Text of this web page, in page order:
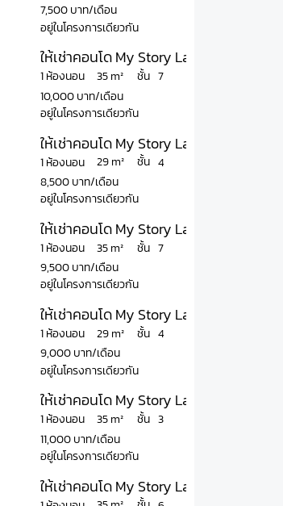
7,500 บาท/เดือน
อยู่ในโครงการเดียวกัน
ให้เช่าคอนโด My Story Ladprao 71 มาย
1 ห้องนอน
10,000 บาท/เดือน
ชั้น
35 m² 7
อยู่ในโครงการเดียวกัน
ให้เช่าคอนโด My Story Ladprao 71 มา
1 ห้องนอน
8,500 บาท/เดือน
ชั้น
29 m² 4
อยู่ในโครงการเดียวกัน
ให้เช่าคอนโด My Story Ladprao 71 มาย
1 ห้องนอน
9,500 บาท/เดือน
ชั้น
35 m² 7
อยู่ในโครงการเดียวกัน
ให้เช่าคอนโด My Story Ladprao 71 มาย
1 ห้องนอน
9,000 บาท/เดือน
ชั้น
29 m² 4
อยู่ในโครงการเดียวกัน
ให้เช่าคอนโด My Story Ladprao 71 มาย
1 ห้องนอน
11,000 บาท/เดือน
ชั้น
35 m² 3
อยู่ในโครงการเดียวกัน
ให้เช่าคอนโด My Story Ladprao 71 มาย